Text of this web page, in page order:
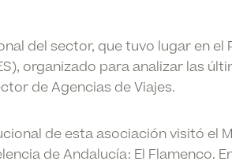
del sector, que tuvo lugar en el
organizado para analizar las
de Agencias de Viajes.
de esta asociación visitó el
de Andalucía: El Flamenco.